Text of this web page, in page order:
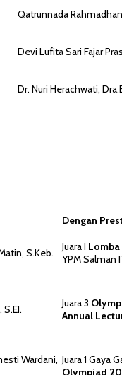
Qatrunnada
Devi Lufita Sari Fajar
Dr. Nuri Herachwati,
Dengan
S.Keb. Juara I Lomba
YPM Salman
S.EI. Juara 3
Annual
Wardani, Juara 1 Gaya
Olympiad